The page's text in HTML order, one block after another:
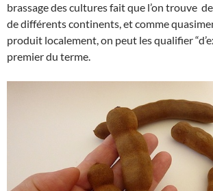
brassage des cultures fait que l’on trouve
de différents continents, et comme
produit localement, on peut les qualifier
premier du terme.